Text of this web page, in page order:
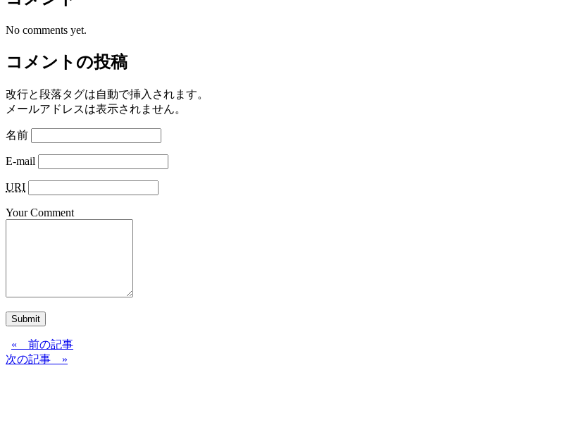
No comments yet.
コメントの投稿
改行と段落タグは自動で挿入されます。
メールアドレスは表示されません。
名前
E-mail
URI
Your Comment
Submit
« 前の記事
次の記事 »